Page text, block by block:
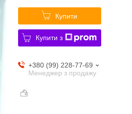
Купити
Купити з
+380 (99) 228-77-69
Менеджер з продажу